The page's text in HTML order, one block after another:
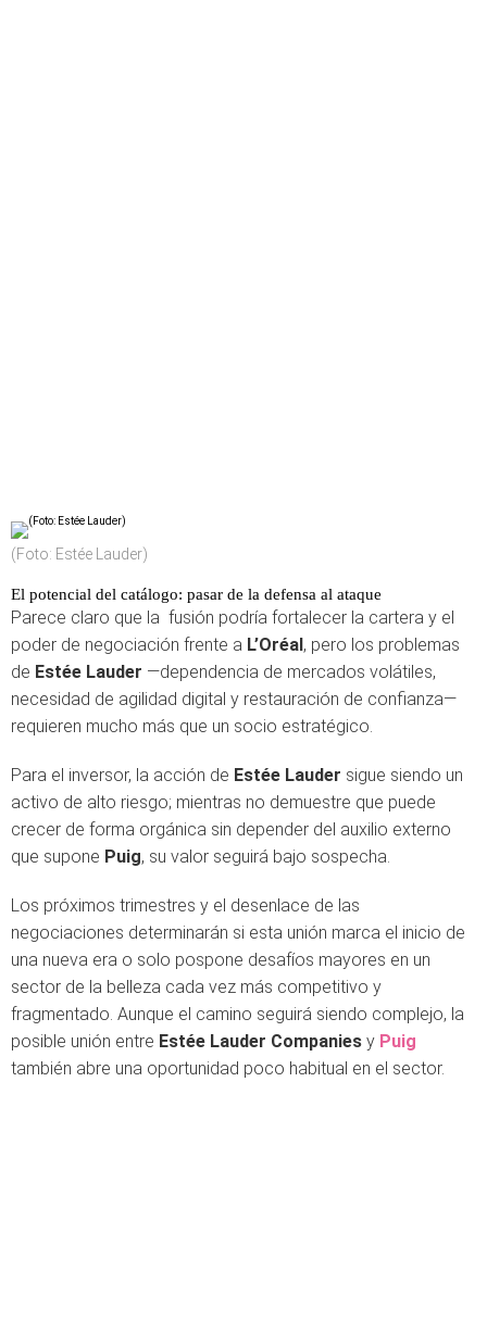
(Foto: Estée Lauder)
El potencial del catálogo: pasar de la defensa al ataque
Parece claro que la fusión podría fortalecer la cartera y el
poder de negociación frente a L’Oréal, pero los problemas
de Estée Lauder —dependencia de mercados volátiles,
necesidad de agilidad digital y restauración de confianza—
requieren mucho más que un socio estratégico.
Para el inversor, la acción de Estée Lauder sigue siendo un
activo de alto riesgo; mientras no demuestre que puede
crecer de forma orgánica sin depender del auxilio externo
que supone Puig, su valor seguirá bajo sospecha.
Los próximos trimestres y el desenlace de las
negociaciones determinarán si esta unión marca el inicio de
una nueva era o solo pospone desafíos mayores en un
sector de la belleza cada vez más competitivo y
fragmentado. Aunque el camino seguirá siendo complejo, la
posible unión entre Estée Lauder Companies y Puig
también abre una oportunidad poco habitual en el sector.